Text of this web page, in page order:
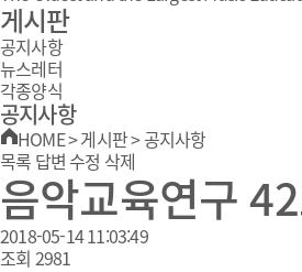
게시판
공지사항
뉴스레터
각종양식
공지사항
HOME>게시판>공지사항
목록 답변 수정 삭제
음악교육연구
2018-05-14 11:03:49
조회 2981